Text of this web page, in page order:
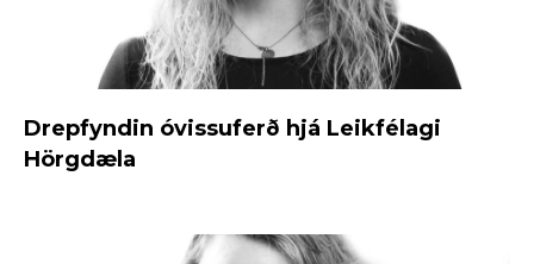
Drepfyndin óvissuferð hjá Leikfélagi
Hörgdæla